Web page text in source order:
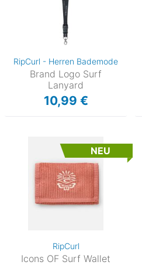
RipCurl - Herren Bademode
Brand Logo Surf
Lanyard
10,99 €
NEU
RipCurl
Icons OF Surf Wallet